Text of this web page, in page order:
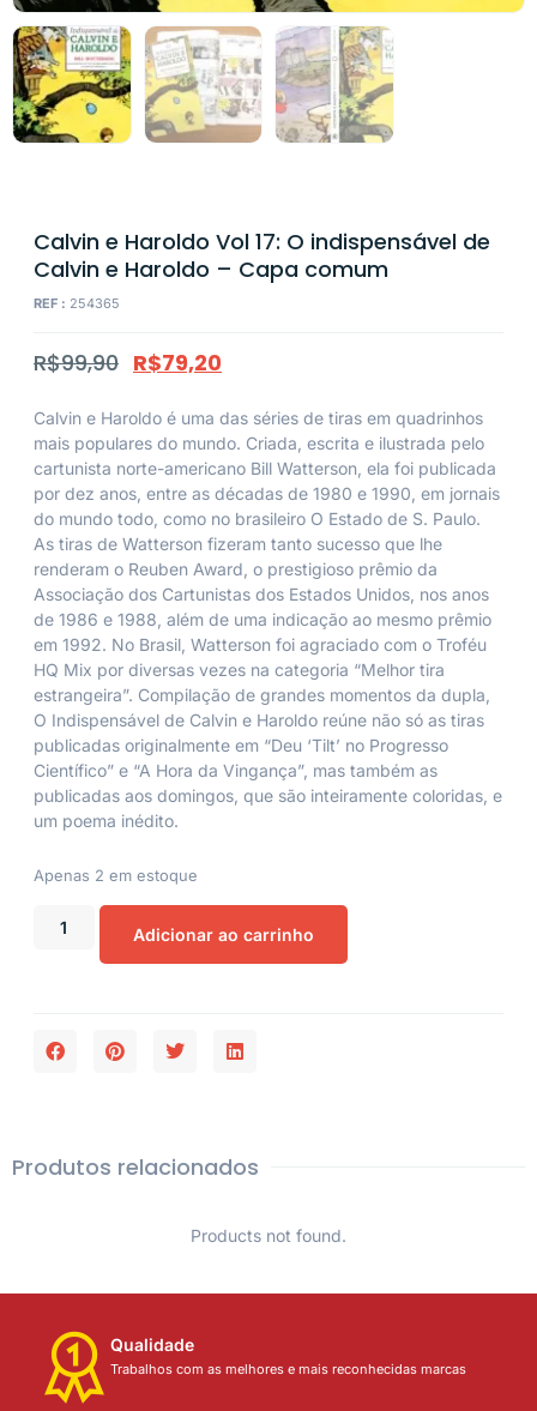
Calvin e Haroldo Vol 17: O indispensável de
Calvin e Haroldo – Capa comum
REF : 254365
R$99,90 R$79,20
Calvin e Haroldo é uma das séries de tiras em quadrinhos
mais populares do mundo. Criada, escrita e ilustrada pelo
cartunista norte-americano Bill Watterson, ela foi publicada
por dez anos, entre as décadas de 1980 e 1990, em jornais
do mundo todo, como no brasileiro O Estado de S. Paulo.
As tiras de Watterson fizeram tanto sucesso que lhe
renderam o Reuben Award, o prestigioso prêmio da
Associação dos Cartunistas dos Estados Unidos, nos anos
de 1986 e 1988, além de uma indicação ao mesmo prêmio
em 1992. No Brasil, Watterson foi agraciado com o Troféu
HQ Mix por diversas vezes na categoria “Melhor tira
estrangeira”. Compilação de grandes momentos da dupla,
O Indispensável de Calvin e Haroldo reúne não só as tiras
publicadas originalmente em “Deu ‘Tilt’ no Progresso
Científico” e “A Hora da Vingança”, mas também as
publicadas aos domingos, que são inteiramente coloridas, e
um poema inédito.
Apenas 2 em estoque
Adicionar ao carrinho
Produtos relacionados
Products not found.
Qualidade
Trabalhos com as melhores e mais reconhecidas marcas